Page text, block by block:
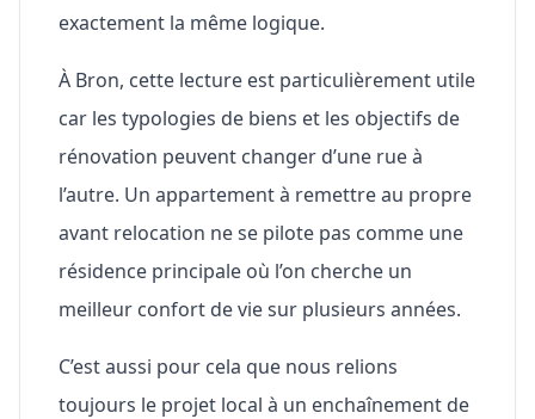
exactement la même logique.
À Bron, cette lecture est particulièrement utile
car les typologies de biens et les objectifs de
rénovation peuvent changer d’une rue à
l’autre. Un appartement à remettre au propre
avant relocation ne se pilote pas comme une
résidence principale où l’on cherche un
meilleur confort de vie sur plusieurs années.
C’est aussi pour cela que nous relions
toujours le projet local à un enchaînement de